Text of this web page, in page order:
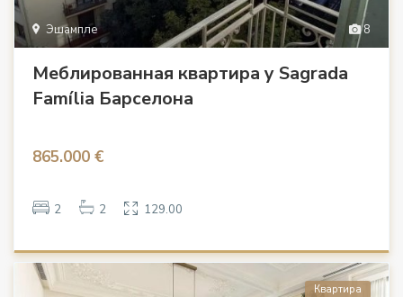
8
Эшампле
Меблированная квартира у Sagrada
Família Барселона
865.000 €
2 2 129.00
Квартира